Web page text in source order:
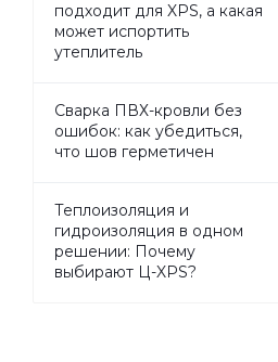
подходит для XPS, а какая
может испортить
утеплитель
Сварка ПВХ-кровли без
ошибок: как убедиться,
что шов герметичен
Теплоизоляция и
гидроизоляция в одном
решении: Почему
выбирают Ц-XPS?